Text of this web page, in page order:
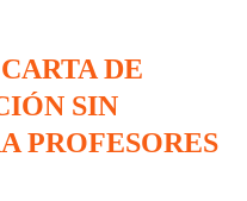
DE
SIN
PROFESORES